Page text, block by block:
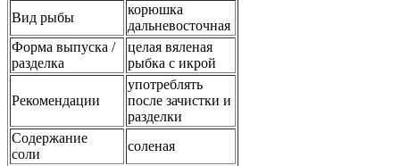
Вид рыбы
корюшка
дальневосточная
Форма выпуска /
разделка
целая вяленая
рыбка с икрой
Рекомендации
употреблять
после зачистки и
разделки
Содержание
соли
соленая